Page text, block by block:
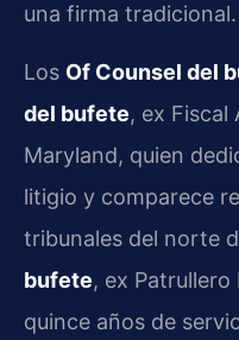
una firma tradicional.
Los Of Counsel del
del bufete, ex Fiscal
Maryland, quien
litigio y comparece
tribunales del norte
bufete, ex Patrullero
quince años de